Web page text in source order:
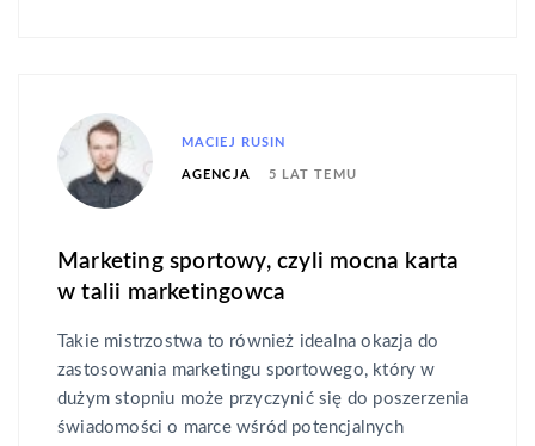
MACIEJ RUSIN
AGENCJA 5 LAT TEMU
Marketing sportowy, czyli mocna karta
w talii marketingowca
Takie mistrzostwa to również idealna okazja do
zastosowania marketingu sportowego, który w
dużym stopniu może przyczynić się do poszerzenia
świadomości o marce wśród potencjalnych